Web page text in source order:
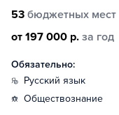
53 бюджетных мест
от 197 000 р. за год
Обязательно:
русский язык
обществознание